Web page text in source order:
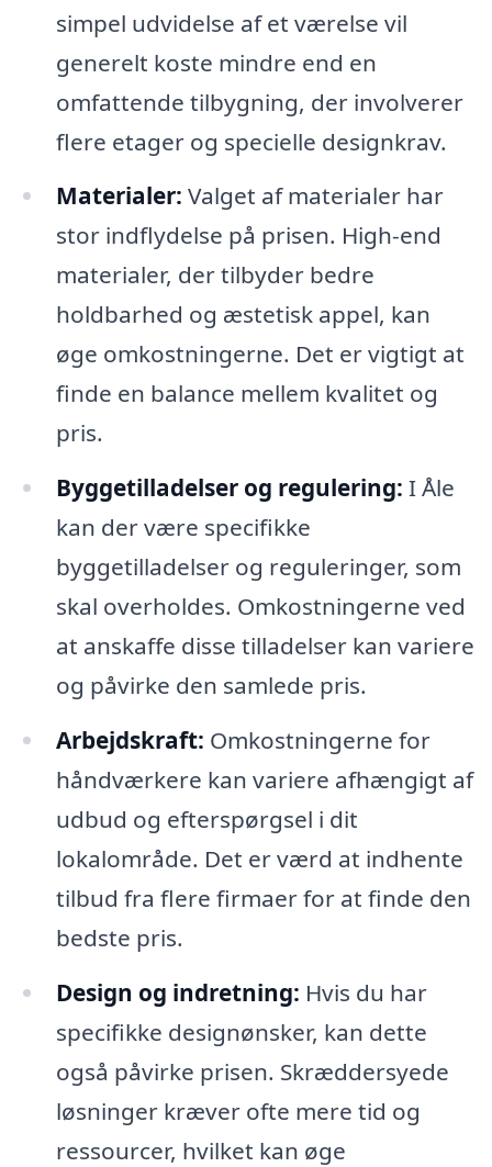
simpel udvidelse af et værelse vil
generelt koste mindre end en
omfattende tilbygning, der involverer
flere etager og specielle designkrav.
Materialer: Valget af materialer har
stor indflydelse på prisen. High-end
materialer, der tilbyder bedre
holdbarhed og æstetisk appel, kan
øge omkostningerne. Det er vigtigt at
finde en balance mellem kvalitet og
pris.
Byggetilladelser og regulering: I Åle
kan der være specifikke
byggetilladelser og reguleringer, som
skal overholdes. Omkostningerne ved
at anskaffe disse tilladelser kan variere
og påvirke den samlede pris.
Arbejdskraft: Omkostningerne for
håndværkere kan variere afhængigt af
udbud og efterspørgsel i dit
lokalområde. Det er værd at indhente
tilbud fra flere firmaer for at finde den
bedste pris.
Design og indretning: Hvis du har
specifikke designønsker, kan dette
også påvirke prisen. Skræddersyede
løsninger kræver ofte mere tid og
ressourcer, hvilket kan øge